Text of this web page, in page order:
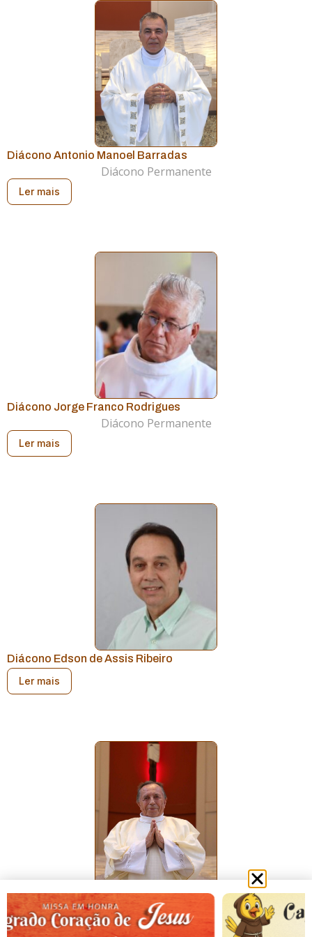
Diácono Antonio Manoel Barradas
Diácono Permanente
Ler mais
Diácono Jorge Franco Rodrigues
Diácono Permanente
Ler mais
Diácono Edson de Assis Ribeiro
Ler mais
Diácono Augusto Gaioski
Diácono Permanente
Ler mais